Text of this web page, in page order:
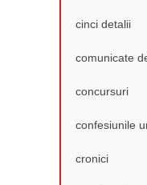
cinci detalii
comunicate
concursuri
confesiunile
cronici